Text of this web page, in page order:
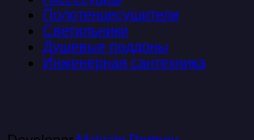
Полотенцесушители
Светильники
Душевые поддоны
Инженерная сантехника